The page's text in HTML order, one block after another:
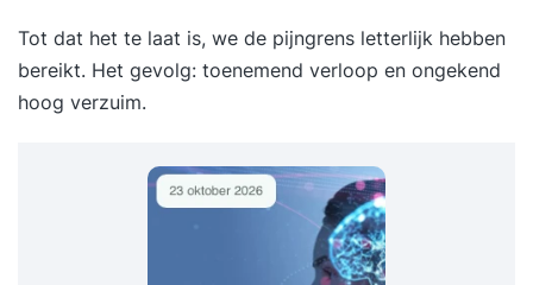
Tot dat het te laat is, we de pijngrens letterlijk hebben
bereikt. Het gevolg: toenemend verloop en ongekend
hoog verzuim.